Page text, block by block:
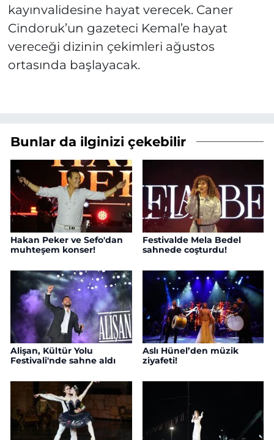
kayınvalidesine hayat verecek. Caner
Cindoruk’un gazeteci Kemal’e hayat
vereceği dizinin çekimleri ağustos
ortasında başlayacak.
Bunlar da ilginizi çekebilir
Hakan Peker ve Sefo'dan
muhteşem konser!
Festivalde Mela Bedel
sahnede coşturdu!
Alişan, Kültür Yolu
Festivali'nde sahne aldı
Aslı Hünel’den müzik
ziyafeti!